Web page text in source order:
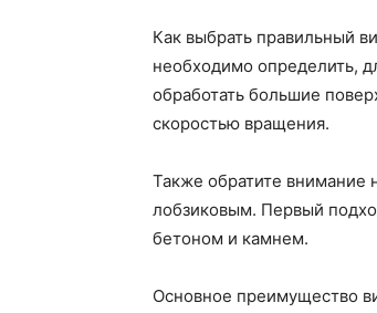
Как выбрать правильный
необходимо определить,
обработать большие
скоростью вращения.
Также обратите внимание
лобзиковым. Первый
бетоном и камнем.
Основное преимущество